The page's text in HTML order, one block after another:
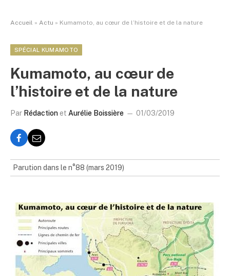
Accueil » Actu » Kumamoto, au cœur de l’histoire et de la nature
SPÉCIAL KUMAMOTO
Kumamoto, au cœur de
l’histoire et de la nature
Par Rédaction et Aurélie Boissière 01/03/2019
Parution dans le n°88 (mars 2019)